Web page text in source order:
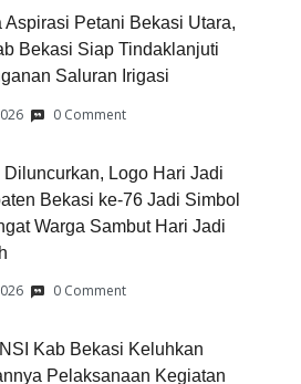
Aspirasi Petani Bekasi Utara,
Bekasi Siap Tindaklanjuti
Saluran Irigasi
0 Comment
Diluncurkan, Logo Hari Jadi
Bekasi ke-76 Jadi Simbol
Warga Sambut Hari Jadi
0 Comment
Kab Bekasi Keluhkan
Pelaksanaan Kegiatan